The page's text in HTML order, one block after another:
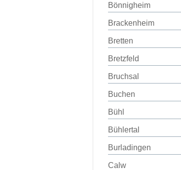
Bönnigheim
Brackenheim
Bretten
Bretzfeld
Bruchsal
Buchen
Bühl
Bühlertal
Burladingen
Calw